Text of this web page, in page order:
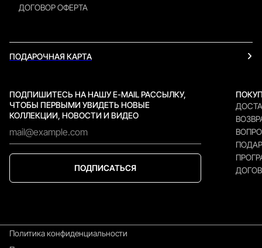
ДОГОВОР ОФЕРТА
ПОДАРОЧНАЯ КАРТА
ПОДПИШИТЕСЬ НА НАШУ E-MAIL РАССЫЛКУ,
ЧТОБЫ ПЕРВЫМИ УВИДЕТЬ НОВЫЕ
КОЛЛЕКЦИИ, НОВОСТИ И ВИДЕО
ПОДПИСАТЬСЯ
Политика конфиденциальности